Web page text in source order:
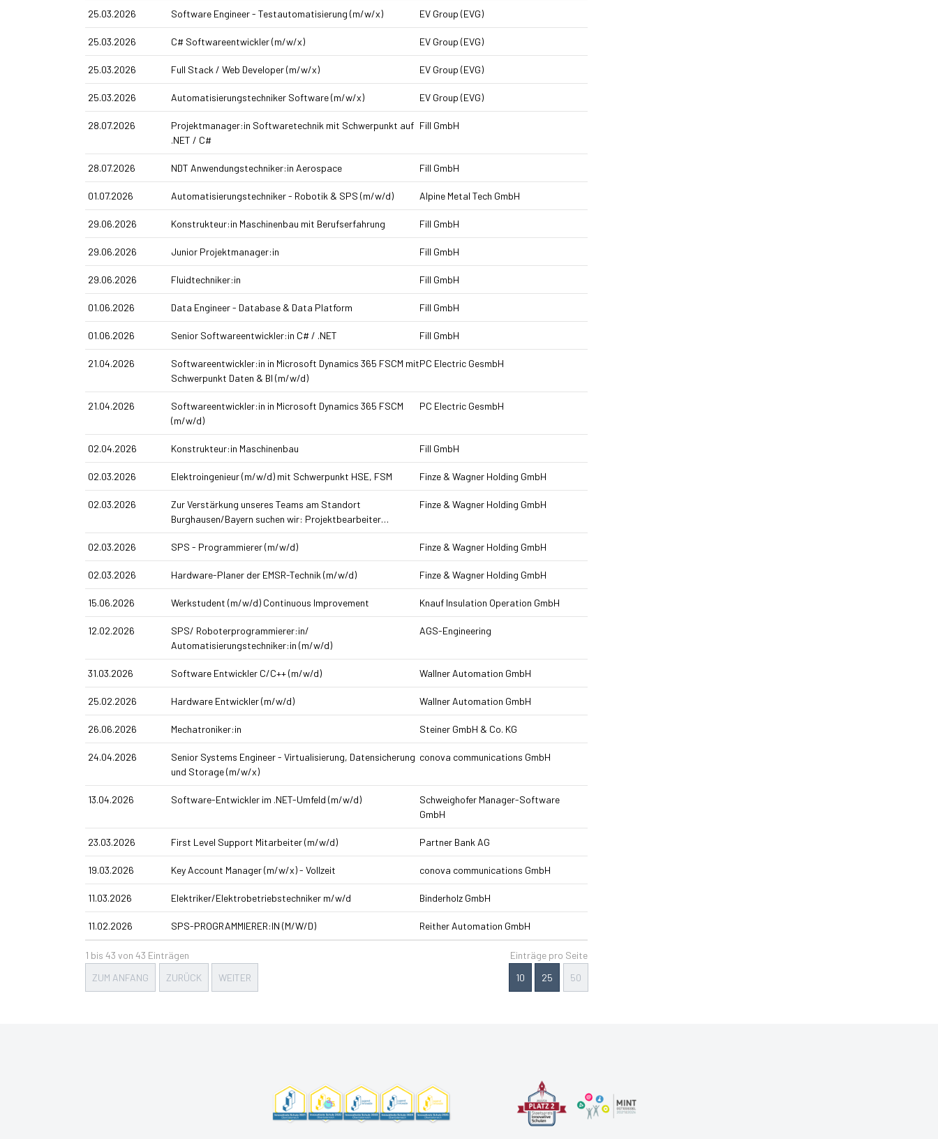
25.03.2026 Software Engineer - Testautomatisierung (m/w/x) EV Group (EVG)
25.03.2026 C# Softwareentwickler (m/w/x) EV Group (EVG)
25.03.2026 Full Stack / Web Developer (m/w/x) EV Group (EVG)
25.03.2026 Automatisierungs­techniker Software (m/w/x) EV Group (EVG)
28.07.2026
Projektmanager:in Softwaretechnik mit Schwerpunkt auf
.NET / C#
Fill GmbH
28.07.2026 NDT Anwendungstechniker:in Aerospace Fill GmbH
01.07.2026 Automatisierungstechniker - Robotik & SPS (m/w/d) Alpine Metal Tech GmbH
29.06.2026 Konstrukteur:in Maschinenbau mit Berufserfahrung Fill GmbH
29.06.2026 Junior Projektmanager:in Fill GmbH
29.06.2026 Fluidtechniker:in Fill GmbH
01.06.2026 Data Engineer - Database & Data Platform Fill GmbH
01.06.2026 Senior Softwareentwickler:in C# / .NET Fill GmbH
21.04.2026
Softwareentwickler:in in Microsoft Dynamics 365 FSCM mit
Schwerpunkt Daten & BI (m/w/d)
PC Electric GesmbH
21.04.2026
Softwareentwickler:in in Microsoft Dynamics 365 FSCM
(m/w/d)
PC Electric GesmbH
02.04.2026 Konstrukteur:in Maschinenbau Fill GmbH
02.03.2026 Elektroingenieur (m/w/d) mit Schwerpunkt HSE, FSM Finze & Wagner Holding GmbH
02.03.2026
Zur Verstärkung unseres Teams am Standort
Burghausen/Bayern suchen wir: Projektbearbeiter…
Finze & Wagner Holding GmbH
02.03.2026 SPS - Programmierer (m/w/d) Finze & Wagner Holding GmbH
02.03.2026 Hardware-Planer der EMSR-Technik (m/w/d) Finze & Wagner Holding GmbH
15.06.2026 Werkstudent (m/w/d) Continuous Improvement Knauf Insulation Operation GmbH
12.02.2026
SPS/ Roboterprogrammierer:in/
Automatisierungstechniker:in (m/w/d)
AGS-Engineering
31.03.2026 Software Entwickler C/C++ (m/w/d) Wallner Automation GmbH
25.02.2026 Hardware Entwickler (m/w/d) Wallner Automation GmbH
26.06.2026 Mechatroniker:in Steiner GmbH & Co. KG
24.04.2026
Senior Systems Engineer - Virtualisierung, Datensicherung
und Storage (m/w/x)
conova communications GmbH
13.04.2026 Software-Entwickler im .NET-Umfeld (m/w/d)
Schweighofer Manager-Software
GmbH
23.03.2026 First Level Support Mitarbeiter (m/w/d) Partner Bank AG
19.03.2026 Key Account Manager (m/w/x) - Vollzeit conova communications GmbH
11.03.2026 Elektriker/Elektrobetriebstechniker m/w/d Binderholz GmbH
11.02.2026 SPS-PROGRAMMIERER:IN (M/W/D) Reither Automation GmbH
1 bis 43 von 43 Einträgen
ZUM ANFANG
ZURÜCK WEITER
Einträge pro Seite
10
25 50